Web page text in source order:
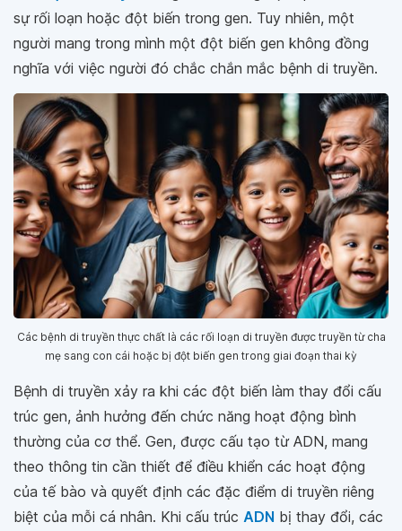
sự rối loạn hoặc đột biến trong gen. Tuy nhiên, một
người mang trong mình một đột biến gen không đồng
nghĩa với việc người đó chắc chắn mắc bệnh di truyền.
Các bệnh di truyền thực chất là các rối loạn di truyền được truyền từ cha
mẹ sang con cái hoặc bị đột biến gen trong giai đoạn thai kỳ
Bệnh di truyền xảy ra khi các đột biến làm thay đổi cấu
trúc gen, ảnh hưởng đến chức năng hoạt động bình
thường của cơ thể. Gen, được cấu tạo từ ADN, mang
theo thông tin cần thiết để điều khiển các hoạt động
của tế bào và quyết định các đặc điểm di truyền riêng
biệt của mỗi cá nhân. Khi cấu trúc ADN bị thay đổi, các